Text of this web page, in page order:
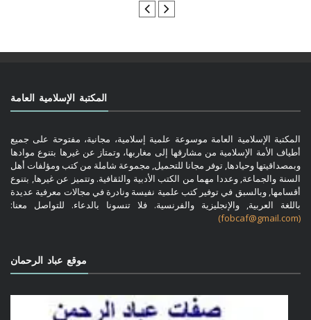
المكتبة الإسلامية العامة
المكتبة الإسلامية العامة موسوعة علمية إسلامية، مجانية، مفتوحة على جميع
أطياف الأمة الإسلامية من مشارقها إلى مغاربها، وتمتاز عن غيرها بتنوع موادها
وبمصداقيتها وحيادها, توفر مجانا للتحميل, مجموعة شاملة من كتب ومؤلفات أهل
السنة والجماعة, وعددا مهما من الكتب الأدبية والثقافية. وتتميز عن غيرها, بتنوع
أقسامها, وبالسبق في توفير كتب علمية نفيسة ونادرة في مجالات معرفية عديدة
باللغة العربية, والإنجليزية والفرنسية. فلا تنسونا بالدعاء. للتواصل معنا:
(fobcaf@gmail.com)
موقع عباد الرحمان